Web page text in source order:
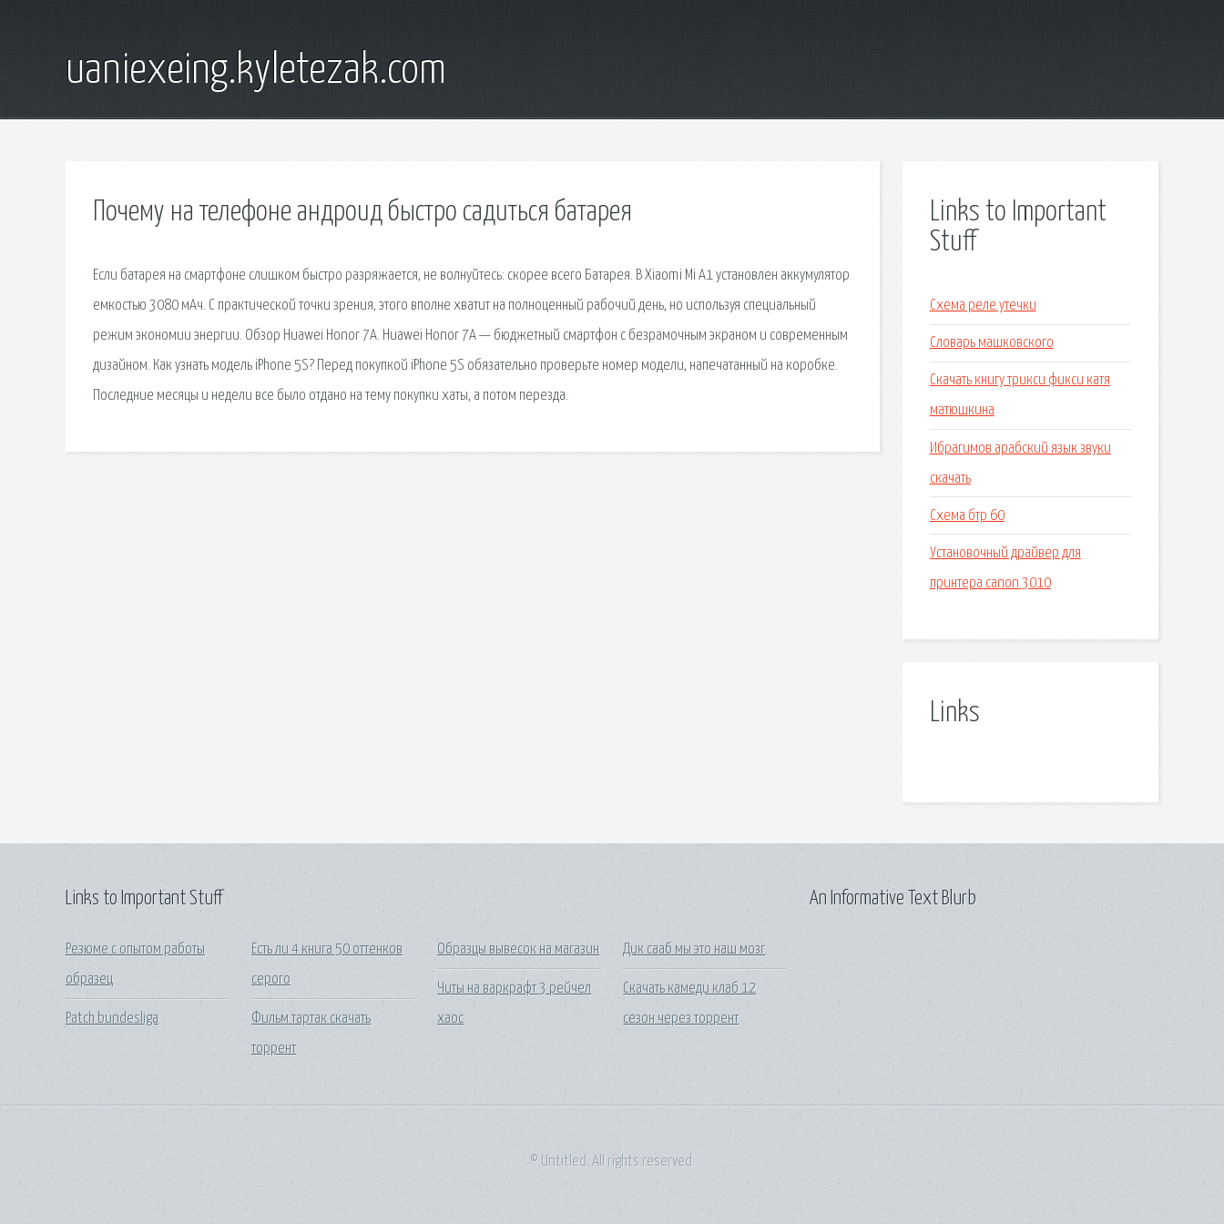
uaniexeing.kyletezak.com
Почему на телефоне андроид быстро садиться батарея
Если батарея на смартфоне слишком быстро разряжается, не волнуйтесь: скорее всего Батарея. В Xiaomi Mi A1 установлен аккумулятор
емкостью 3080 мАч. С практической точки зрения, этого вполне хватит на полноценный рабочий день, но используя специальный
режим экономии энергии. Обзор Huawei Honor 7A. Huawei Honor 7A — бюджетный смартфон с безрамочным экраном и современным
дизайном. Как узнать модель iPhone 5S? Перед покупкой iPhone 5S обязательно проверьте номер модели, напечатанный на коробке.
Последние месяцы и недели все было отдано на тему покупки хаты, а потом перезда.
Links to Important
Stuff
Схема реле утечки
Словарь машковского
Скачать книгу трикси фикси катя
матюшкина
Ибрагимов арабский язык звуки
скачать
Схема бтр 60
Установочный драйвер для
принтера canon 3010
Links
Links to Important Stuff
Резюме с опытом работы
образец
Patch bundesliga
Есть ли 4 книга 50 оттенков
серого
Фильм тартак скачать
торрент
Образцы вывесок на магазин
Читы на варкрафт 3 рейчел
хаос
Дик сааб мы это наш мозг
Скачать камеди клаб 12
сезон через торрент
An Informative Text Blurb
© Untitled. All rights reserved.